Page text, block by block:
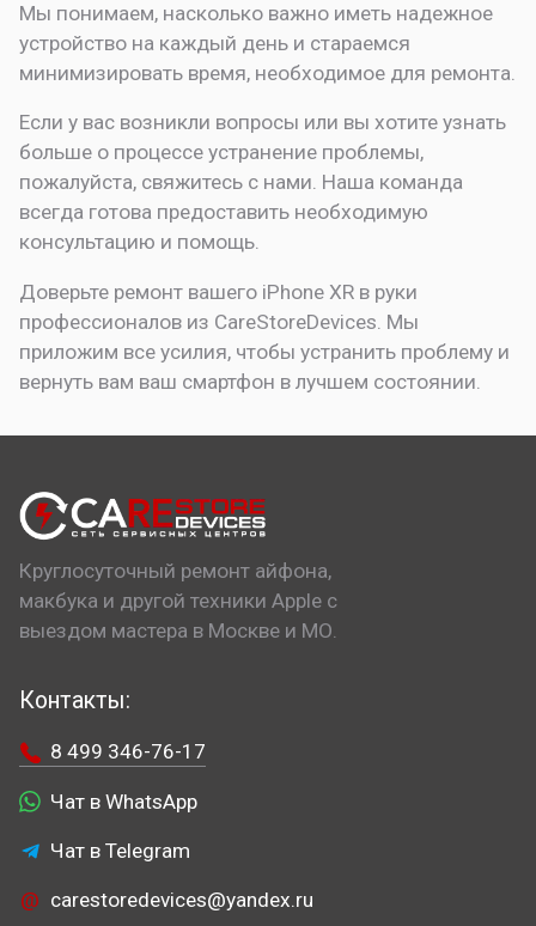
Мы понимаем, насколько важно иметь надежное
устройство на каждый день и стараемся
минимизировать время, необходимое для ремонта.
Если у вас возникли вопросы или вы хотите узнать
больше о процессе устранение проблемы,
пожалуйста, свяжитесь с нами. Наша команда
всегда готова предоставить необходимую
консультацию и помощь.
Доверьте ремонт вашего iPhone XR в руки
профессионалов из CareStoreDevices. Мы
приложим все усилия, чтобы устранить проблему и
вернуть вам ваш смартфон в лучшем состоянии.
Круглосуточный ремонт айфона,
макбука и другой техники Apple с
выездом мастера в Москве и МО.
Контакты:
8 499 346-76-17
Чат в WhatsApp
Чат в Telegram
carestoredevices@yandex.ru